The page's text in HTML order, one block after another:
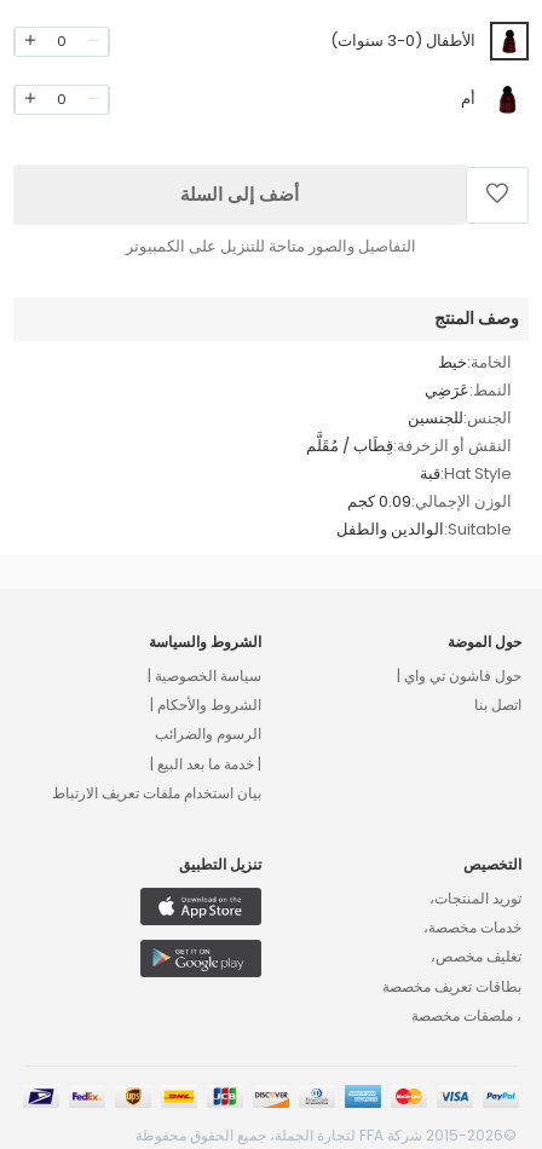
الأطفال (0-3 سنوات) 0
أم 0
أضف إلى السلة
التفاصيل والصور متاحة للتنزيل على الكمبيوتر
وصف المنتج
الخامة:خيط
النمط:عَرَضِي
الجنس:للجنسين
النقش أو الزخرفة:قِطَاب / مُقَلَّم
Hat Style:قبة
الوزن الإجمالي:0.09 كجم
Suitable: الوالدين والطفل
حول الموضة
حول فاشون تي واي |
اتصل بنا
الشروط والسياسة
سياسة الخصوصية |
الشروط والأحكام |
الرسوم والضرائب
| خدمة ما بعد البيع |
بيان استخدام ملفات تعريف الارتباط
التخصيص
توريد المنتجات،
خدمات مخصصة،
تغليف مخصص،
بطاقات تعريف مخصصة
، ملصقات مخصصة
تنزيل التطبيق
©2015-2026 شركة FFA لتجارة الجملة، جميع الحقوق محفوظة